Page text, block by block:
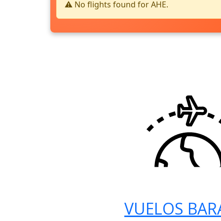
⚠️ No flights found for AHE.
VUELOS